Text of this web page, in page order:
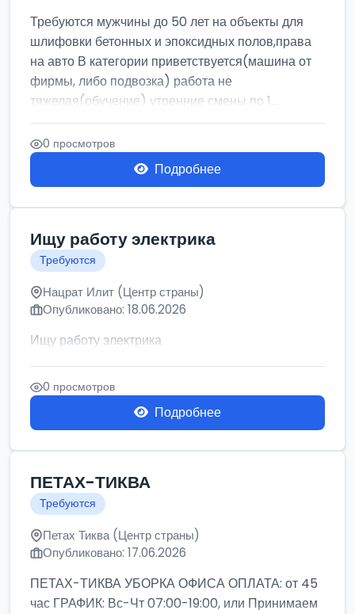
Требуются мужчины до 50 лет на объекты для
шлифовки бетонных и эпоксидных полов,права
на авто В категории приветствуется(машина от
фирмы, либо подвозка) работа не
тяжелая(обучение) утренние смены по 1...
0 просмотров
Подробнее
Ищу работу электрика
Требуются
Нацрат Илит (Центр страны)
Опубликовано: 18.06.2026
Ищу работу электрика
0 просмотров
Подробнее
ПЕТАХ-ТИКВА
Требуются
Петах Тиква (Центр страны)
Опубликовано: 17.06.2026
ПЕТАХ-ТИКВА УБОРКА ОФИСА ОПЛАТА: от 45
час ГРАФИК: Вс-Чт 07:00-19:00, или Принимаем